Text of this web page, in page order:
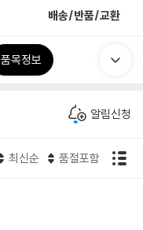
배송/반품/교환
품목정보
알림신청
최신순 품절포함